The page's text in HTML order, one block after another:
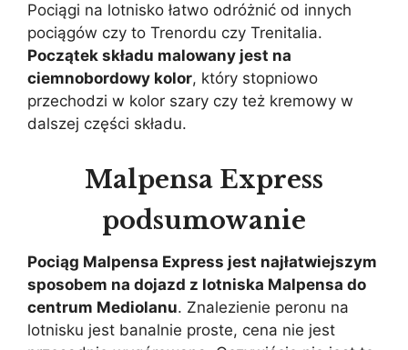
Pociągi na lotnisko łatwo odróżnić od innych
pociągów czy to Trenordu czy Trenitalia.
Początek składu malowany jest na
ciemnobordowy kolor, który stopniowo
przechodzi w kolor szary czy też kremowy w
dalszej części składu.
Malpensa Express
podsumowanie
Pociąg Malpensa Express jest najłatwiejszym
sposobem na dojazd z lotniska Malpensa do
centrum Mediolanu. Znalezienie peronu na
lotnisku jest banalnie proste, cena nie jest